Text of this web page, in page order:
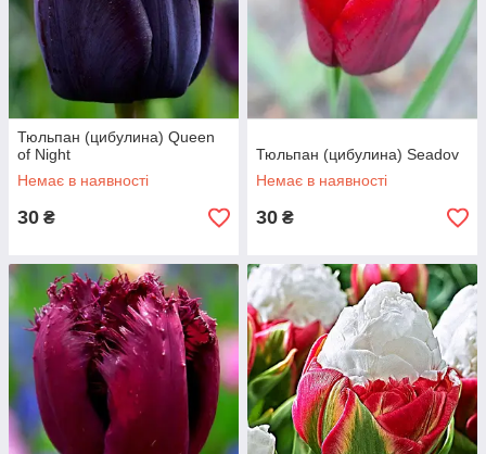
Тюльпан (цибулина) Queen
of Night
Немає в наявності
30 ₴
Тюльпан (цибулина) Seadov
Немає в наявності
30 ₴